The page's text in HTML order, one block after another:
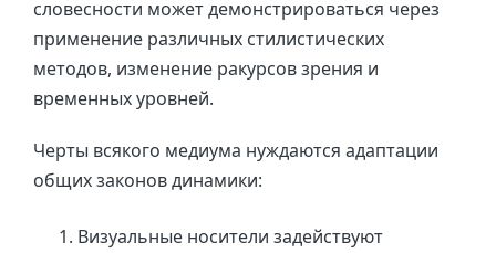
словесности может демонстрироваться через
применение различных стилистических
методов, изменение ракурсов зрения и
временных уровней.
Черты всякого медиума нуждаются адаптации
общих законов динамики:
Визуальные носители задействуют